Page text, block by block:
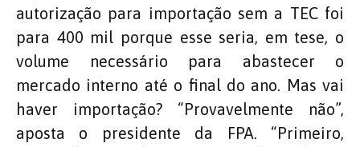
autorização para importação sem a TEC foi
para 400 mil porque esse seria, em tese, o
volume necessário para abastecer o
mercado interno até o final do ano. Mas vai
haver importação? “Provavelmente não”,
aposta o presidente da FPA. “Primeiro,